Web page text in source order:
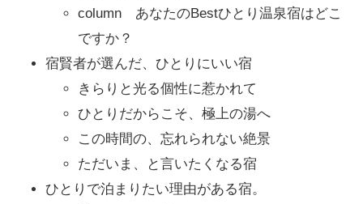
column あなたのBestひとり温泉宿はどこ
ですか？
宿賢者が選んだ、ひとりにいい宿
きらりと光る個性に惹かれて
ひとりだからこそ、極上の湯へ
この時間の、忘れられない絶景
ただいま、と言いたくなる宿
ひとりで泊まりたい理由がある宿。